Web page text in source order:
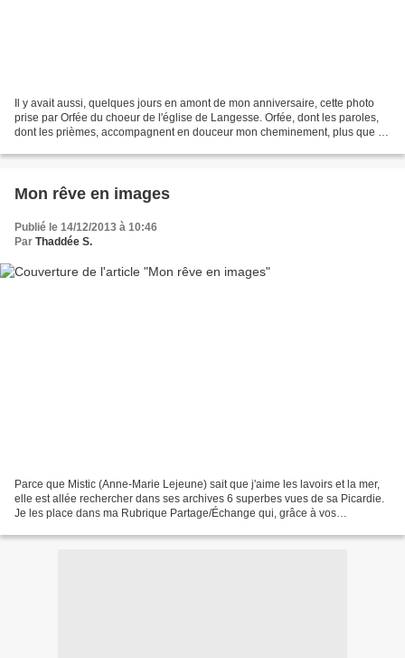
Il y avait aussi, quelques jours en amont de mon anniversaire, cette photo
prise par Orfée du choeur de l'église de Langesse. Orfée, dont les paroles,
dont les prièmes, accompagnent en douceur mon cheminement, plus que je
Mon rêve en images
Publié le 14/12/2013 à 10:46
Par Thaddée S.
Parce que Mistic (Anne-Marie Lejeune) sait que j'aime les lavoirs et la mer,
elle est allée rechercher dans ses archives 6 superbes vues de sa Picardie.
Je les place dans ma Rubrique Partage/Échange qui, grâce à vos